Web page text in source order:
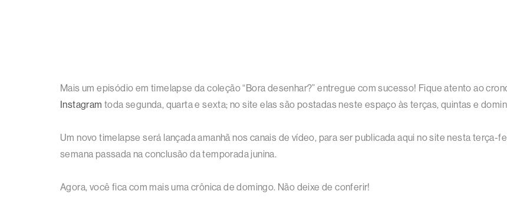
Mais um episódio em timelapse da coleção “Bora desenhar?” entregue com sucesso! Fique atento ao
Instagram toda segunda, quarta e sexta; no site elas são postadas neste espaço às terças, quintas e
Um novo timelapse será lançada amanhã nos canais de vídeo, para ser publicada aqui no site nesta terça-
semana passada na conclusão da temporada junina.
Agora, você fica com mais uma crônica de domingo. Não deixe de conferir!